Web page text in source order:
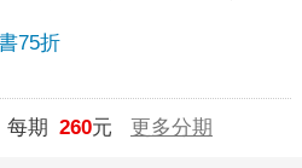
75折
期 260元 更多分期